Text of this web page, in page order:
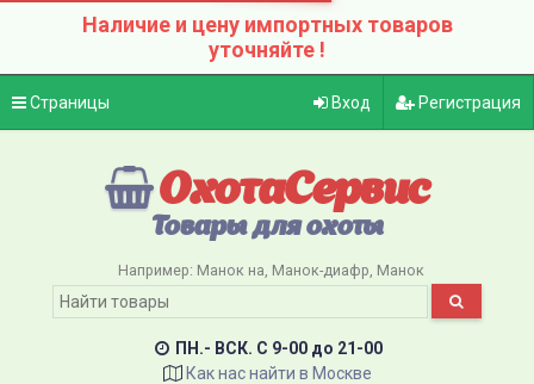
Наличие и цену импортных товаров
уточняйте !
Страницы Вход Регистрация
ОхотаСервис
Товары для охоты
Например: Манок на Манок-диафр Манок
ПН.- ВСК. C 9-00 до 21-00
Как нас найти в Москве